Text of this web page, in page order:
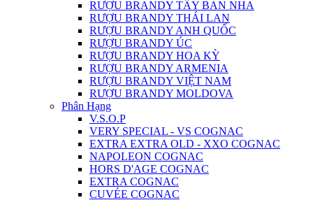
RƯỢU BRANDY TÂY BAN NHA
RƯỢU BRANDY THÁI LAN
RƯỢU BRANDY ANH QUỐC
RƯỢU BRANDY ÚC
RƯỢU BRANDY HOA KỲ
RƯỢU BRANDY ARMENIA
RƯỢU BRANDY VIỆT NAM
RƯỢU BRANDY MOLDOVA
Phân Hạng
V.S.O.P
VERY SPECIAL - VS COGNAC
EXTRA EXTRA OLD - XXO COGNAC
NAPOLEON COGNAC
HORS D'AGE COGNAC
EXTRA COGNAC
CUVÉE COGNAC